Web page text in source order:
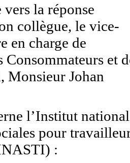
la réponse
collègue, le vice-
en charge de
Consommateurs et
Monsieur Johan
l’Institut national
pour
: